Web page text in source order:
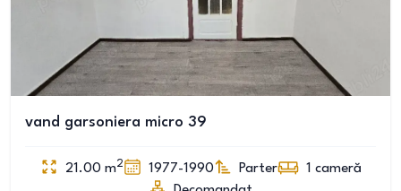
vand garsoniera micro 39
21.00 m2 1977-1990 Parter 1 cameră